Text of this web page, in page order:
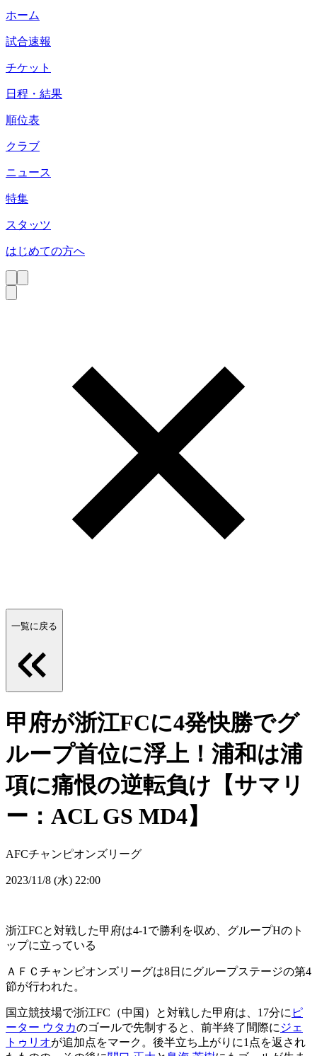
ホーム
試合速報
チケット
日程・結果
順位表
クラブ
ニュース
特集
スタッツ
はじめての方へ
一覧に戻る
甲府が浙江FCに4発快勝でグ
ループ首位に浮上！浦和は浦
項に痛恨の逆転負け【サマリ
ー：ACL GS MD4】
AFCチャンピオンズリーグ
2023/11/8 (水) 22:00
浙江FCと対戦した甲府は4-1で勝利を収め、グループHのト
ップに立っている
ＡＦＣチャンピオンズリーグは8日にグループステージの第4
節が行われた。
国立競技場で浙江FC（中国）と対戦した甲府は、17分に ピ
ーター ウタカのゴールで先制すると、前半終了間際に ジェ
トゥリオが追加点をマーク。後半立ち上がりに1点を返され